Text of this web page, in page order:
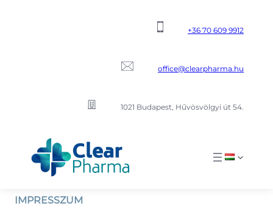
+36 70 609 9912
office@clearpharma.hu
1021 Budapest, Hűvösvölgyi út 54.
IMPRESSZUM